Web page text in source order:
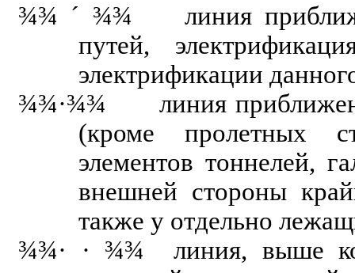
¾¾ ´ ¾¾ линия
путей,
электрификации
¾¾·¾¾ линия
(кроме пролетных
элементов тоннелей,
внешней стороны
также у отдельно
¾¾·
· ¾¾ линия, выше